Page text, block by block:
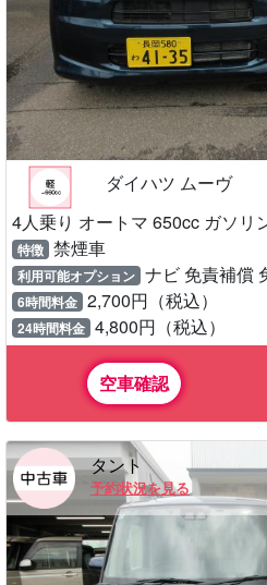
ダイハツ ムーヴ
4人乗り オートマ 650cc ガソリ
特徴 禁煙車
利用可能オプション ナビ 免責補償
6時間料金 2,700円（税込）
24時間料金 4,800円（税込）
空車確認
タント
予約状況を見る